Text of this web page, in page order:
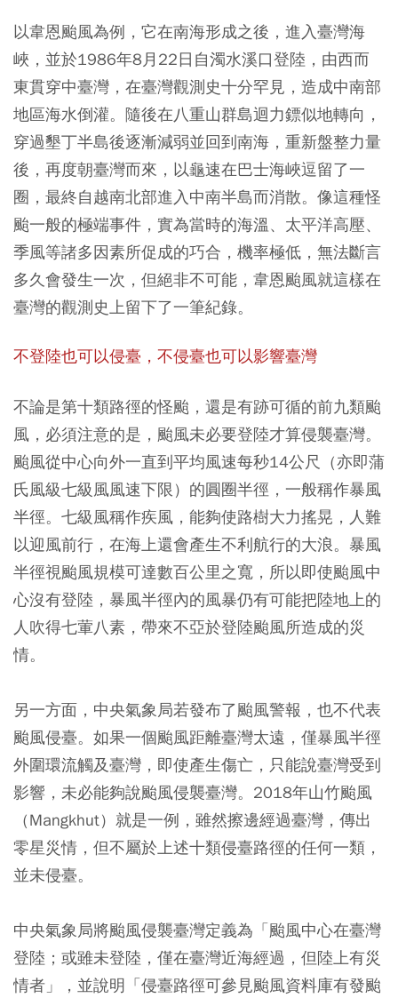
以韋恩颱風為例，它在南海形成之後，進入臺灣海
峽，並於1986年8月22日自濁水溪口登陸，由西而
東貫穿中臺灣，在臺灣觀測史十分罕見，造成中南部
地區海水倒灌。隨後在八重山群島迴力鏢似地轉向，
穿過墾丁半島後逐漸減弱並回到南海，重新盤整力量
後，再度朝臺灣而來，以龜速在巴士海峽逗留了一
圈，最終自越南北部進入中南半島而消散。像這種怪
颱一般的極端事件，實為當時的海溫、太平洋高壓、
季風等諸多因素所促成的巧合，機率極低，無法斷言
多久會發生一次，但絕非不可能，韋恩颱風就這樣在
臺灣的觀測史上留下了一筆紀錄。
不登陸也可以侵臺，不侵臺也可以影響臺灣
不論是第十類路徑的怪颱，還是有跡可循的前九類颱
風，必須注意的是，颱風未必要登陸才算侵襲臺灣。
颱風從中心向外一直到平均風速每秒14公尺（亦即蒲
氏風級七級風風速下限）的圓圈半徑，一般稱作暴風
半徑。七級風稱作疾風，能夠使路樹大力搖晃，人難
以迎風前行，在海上還會產生不利航行的大浪。暴風
半徑視颱風規模可達數百公里之寬，所以即使颱風中
心沒有登陸，暴風半徑內的風暴仍有可能把陸地上的
人吹得七葷八素，帶來不亞於登陸颱風所造成的災
情。
另一方面，中央氣象局若發布了颱風警報，也不代表
颱風侵臺。如果一個颱風距離臺灣太遠，僅暴風半徑
外圍環流觸及臺灣，即使產生傷亡，只能說臺灣受到
影響，未必能夠說颱風侵襲臺灣。2018年山竹颱風
（Mangkhut）就是一例，雖然擦邊經過臺灣，傳出
零星災情，但不屬於上述十類侵臺路徑的任何一類，
並未侵臺。
中央氣象局將颱風侵襲臺灣定義為「颱風中心在臺灣
登陸；或雖未登陸，僅在臺灣近海經過，但陸上有災
情者」，並說明「侵臺路徑可參見颱風資料庫有發颱